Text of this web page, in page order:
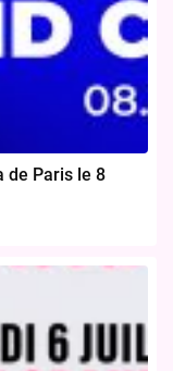
de Paris le 8